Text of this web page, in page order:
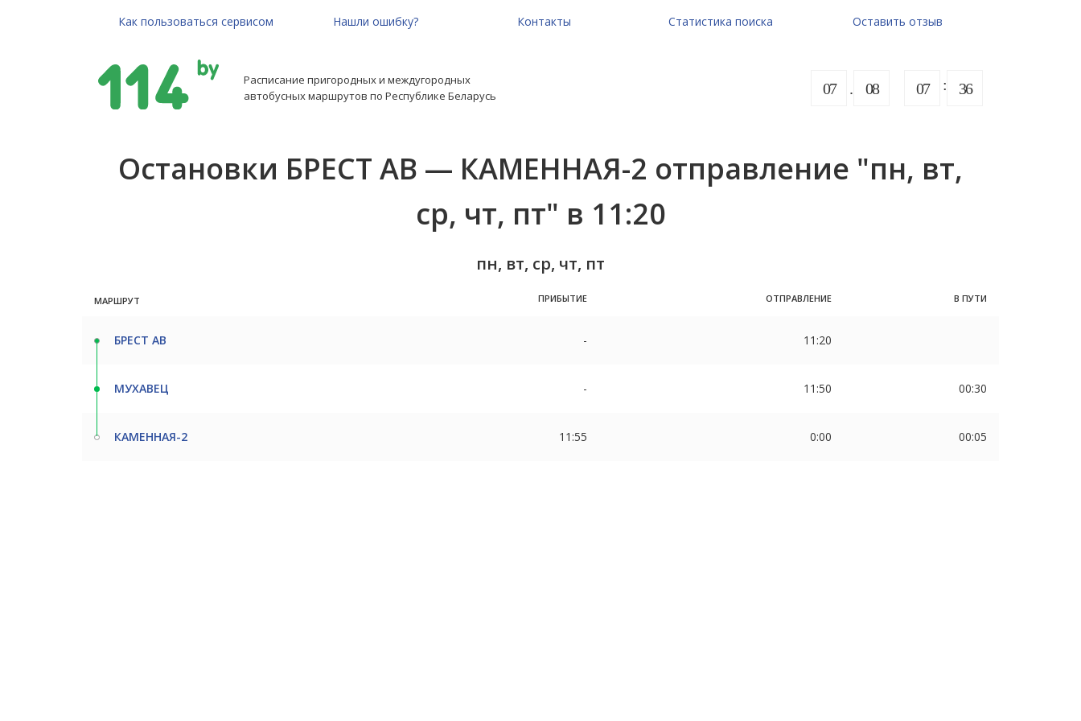
Как пользоваться сервисом Нашли ошибку? Контакты Статистика поиска Оставить отзыв
Расписание пригородных и междугородных
автобусных маршрутов по Республике Беларусь
07 08 07 36
Остановки БРЕСТ АВ — КАМЕННАЯ-2 отправление "пн, вт,
ср, чт, пт" в 11:20
пн, вт, ср, чт, пт
МАРШРУТ ПРИБЫТИЕ ОТПРАВЛЕНИЕ В ПУТИ
БРЕСТ АВ - 11:20
МУХАВЕЦ - 11:50 00:30
КАМЕННАЯ-2 11:55 0:00 00:05